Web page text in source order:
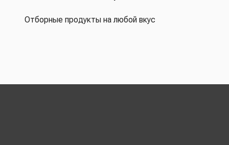
Отборные продукты на любой вкус